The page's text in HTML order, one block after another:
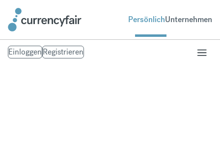
PersönlichUnternehmen
EinloggenRegistrieren